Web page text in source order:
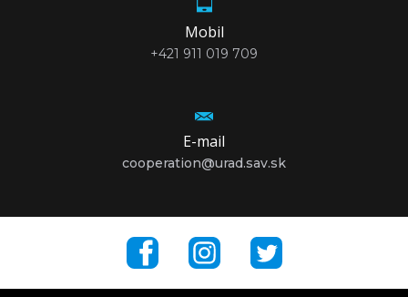
Mobil
+421 911 019 709
E-mail
cooperation@urad.sav.sk